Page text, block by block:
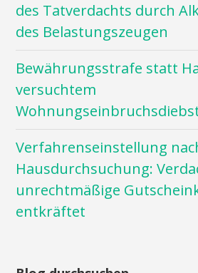
des Tatverdachts durch
des Belastungszeugen
Bewährungsstrafe statt
versuchtem
Verfahrenseinstellung
Hausdurchsuchung:
unrechtmäßige
entkräftet